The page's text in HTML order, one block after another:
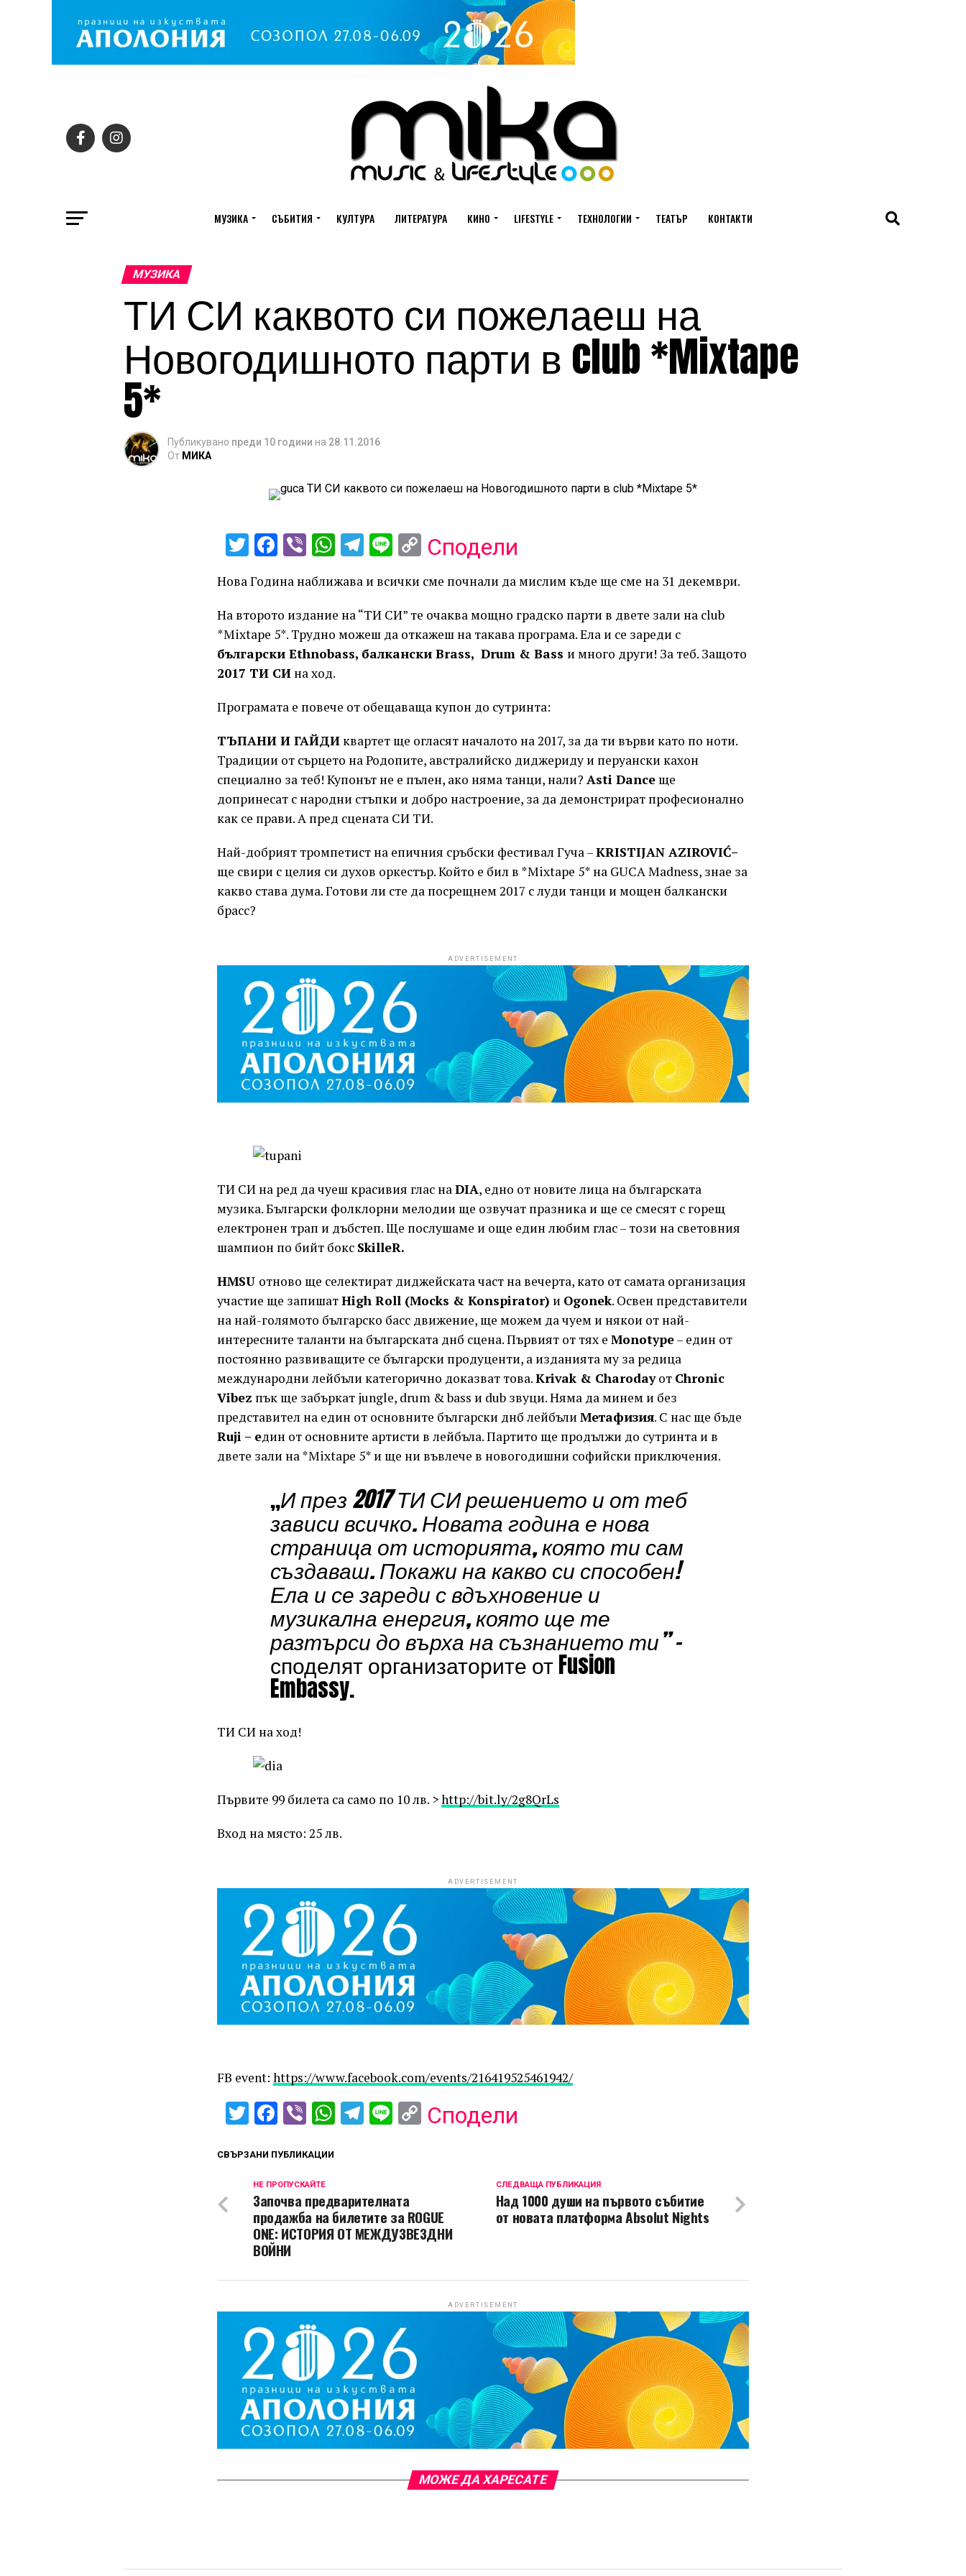
МУЗИКА СЪБИТИЯ КУЛТУРА ЛИТЕРАТУРА КИНО LIFESTYLE ТЕХНОЛОГИИ ТЕАТЪР КОНТАКТИ
МУЗИКА
ТИ СИ каквото си пожелаеш на
Новогодишното парти в club *Mixtape
5*
Публикувано преди 10 години на 28.11.2016
От МИКА
Twitter
Facebook
ViberWhatsApp
Telegram
LineCopy
Сподели
Нова Година наближава и всички сме почнали да мислим къде ще сме на 31 декември.
На второто издание на “ТИ СИ” те очаква мощно градско парти в двете зали на club
*Mixtape 5*. Трудно можеш да откажеш на такава програма. Ела и се зареди с
български Ethnobass, балкански Brass, Drum & Bass и много други! За теб. Защото
2017 ТИ СИ на ход.
Програмата е повече от обещаваща купон до сутринта:
ТЪПАНИ И ГАЙДИ квартет ще огласят началото на 2017, за да ти върви като по ноти.
Традиции от сърцето на Родопите, австралийско диджериду и перуански кахон
специално за теб! Купонът не е пълен, ако няма танци, нали? Asti Dance ще
допринесат с народни стъпки и добро настроение, за да демонстрират професионално
как се прави. А пред сцената СИ ТИ.
Най-добрият тромпетист на епичния сръбски фестивал Гуча –KRISTIJAN AZIROVIĆ–
ще свири с целия си духов оркестър. Който е бил в *Mixtape 5* на GUCA Madness, знае за
какво става дума. Готови ли сте да посрещнем 2017 с луди танци и мощен балкански
брасс?
ADVERTISEMENT
ТИ СИ на ред да чуеш красивия глас наDIA, едно от новите лица на българската
музика. Български фолклорни мелодии ще озвучат празника и ще се смесят с горещ
електронен трап и дъбстеп. Ще послушаме и още един любим глас – този на световния
шампион по бийт бокс SkilleR.
HMSU отново ще селектират диджейската част на вечерта, като от самата организация
участие ще запишатHigh Roll (Mocks & Konspirator) и Ogonek. Освен представители
на най-голямото българско басс движение, ще можем да чуем и някои от най-
интересните таланти на българската днб сцена. Първият от тях е Monotype– един от
постоянно развиващите се български продуценти, а изданията му за редица
международни лейбъли категорично доказват това.Krivak & Charodayот Chronic
Vibez пък ще забъркат jungle, drum & bass и dub звуци. Няма да минем и без
представител на един от основните български днб лейбъли Метафизия. С нас ще бъде
Ruji – един от основните артисти в лейбъла. Партито ще продължи до сутринта и в
двете зали на *Mixtape 5* и ще ни въвлече в новогодишни софийски приключения.
„И през 2017ТИ СИрешениетои от теб
зависи всичко.Новатагодинае нова
страницаот историята, която ти сам
създаваш.Покажи на какво си способен!
Ела и се зареди с вдъхновение и
музикална енергия, която ще те
разтърси до върха на съзнанието ти” –
споделят организаторите от Fusion
Embassy.
ТИ СИ на ход!
Първите 99 билета са само по 10 лв. >http://bit.ly/2g8QrLs
Вход на място: 25 лв.
ADVERTISEMENT
FB event: https://www.facebook.com/events/216419525461942/
TwitterFacebook
ViberWhatsApp
Telegram
LineCopy
Сподели
СВЪРЗАНИ ПУБЛИКАЦИИ
СЛЕДВАЩА ПУБЛИКАЦИЯ
Над 1000 души на първото събитие
от новата платформа Absolut Nights
НЕ ПРОПУСКАЙТЕ
Започва предварителната
продажба на билетите за ROGUE
ONE: ИСТОРИЯ ОТ МЕЖДУЗВЕЗДНИ
ВОЙНИ
ADVERTISEMENT
МОЖЕ ДА ХАРЕСАТЕ